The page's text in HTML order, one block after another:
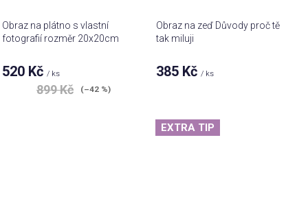
Obraz na plátno s vlastní
fotografií rozměr 20x20cm
520 Kč / ks
899 Kč (–42 %)
Obraz na zeď Důvody proč tě
tak miluji
385 Kč / ks
EXTRA TIP